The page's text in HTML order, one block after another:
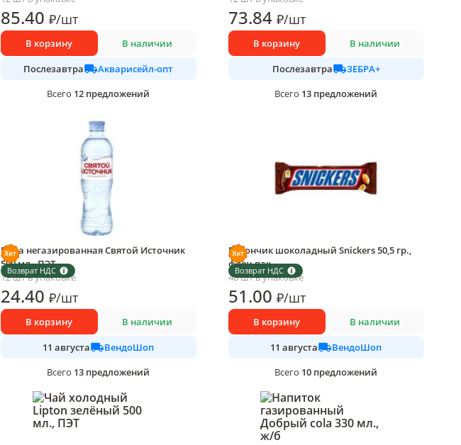
85.40 ₽/шт
В корзину В наличии
Послезавтра
Акварисейл-опт
Всего 12 предложений
73.84 ₽/шт
В корзину В наличии
Послезавтра
ЗЕБРА+
Всего 13 предложений
Возврат НДС
Вода негазированная Святой Источник
500 мл., ПЭТ
12 шт в упаковке
24.40 ₽/шт
В корзину В наличии
11 августа
ВендоШоп
Всего 13 предложений
Возврат НДС
Батончик шоколадный Snickers 50,5 гр.,
флоу-пак
48 шт в упаковке
51.00 ₽/шт
В корзину В наличии
11 августа
ВендоШоп
Всего 10 предложений